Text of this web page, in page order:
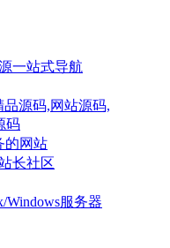
一站式导航
品源码,网站源码,
码
的网站
长社区
服务器